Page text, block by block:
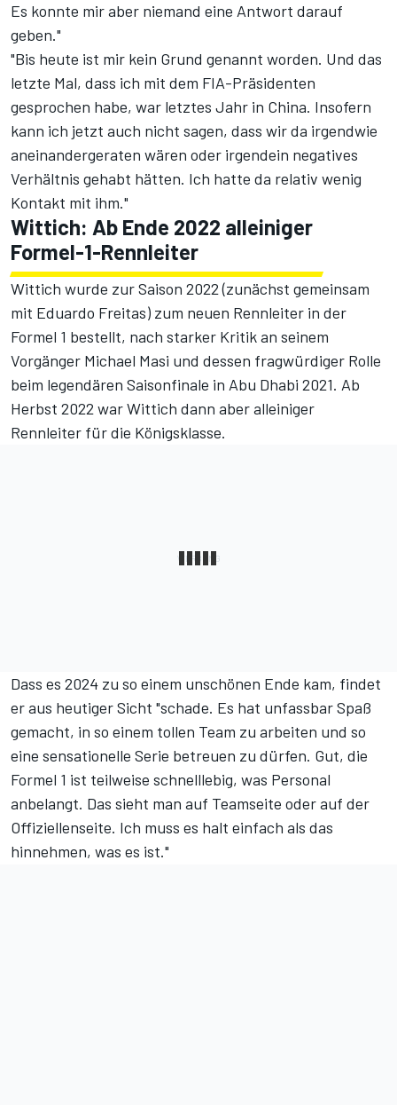
Es konnte mir aber niemand eine Antwort darauf
geben."
"Bis heute ist mir kein Grund genannt worden. Und das
letzte Mal, dass ich mit dem FIA-Präsidenten
gesprochen habe, war letztes Jahr in China. Insofern
kann ich jetzt auch nicht sagen, dass wir da irgendwie
aneinandergeraten wären oder irgendein negatives
Verhältnis gehabt hätten. Ich hatte da relativ wenig
Kontakt mit ihm."
Wittich: Ab Ende 2022 alleiniger
Formel-1-Rennleiter
Wittich wurde zur Saison 2022 (zunächst gemeinsam
mit Eduardo Freitas) zum neuen Rennleiter in der
Formel 1 bestellt, nach starker Kritik an seinem
Vorgänger Michael Masi und dessen fragwürdiger Rolle
beim legendären Saisonfinale in Abu Dhabi 2021. Ab
Herbst 2022 war Wittich dann aber alleiniger
Rennleiter für die Königsklasse.
Dass es 2024 zu so einem unschönen Ende kam, findet
er aus heutiger Sicht "schade. Es hat unfassbar Spaß
gemacht, in so einem tollen Team zu arbeiten und so
eine sensationelle Serie betreuen zu dürfen. Gut, die
Formel 1 ist teilweise schnelllebig, was Personal
anbelangt. Das sieht man auf Teamseite oder auf der
Offiziellenseite. Ich muss es halt einfach als das
hinnehmen, was es ist."